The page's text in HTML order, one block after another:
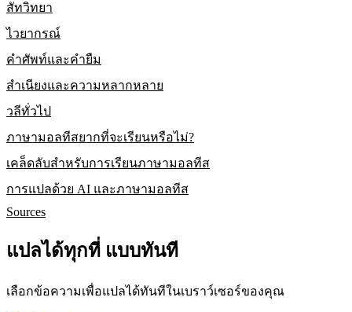
สัทวิทยา
ไวยากรณ์
คำศัพท์และคำยืม
สำเนียงและความหลากหลาย
วลีทั่วไป
ภาษามอลทีสยากที่จะเรียนหรือไม่?
เคล็ดลับสำหรับการเรียนภาษามอลทีส
การแปลด้วย AI และภาษามอลทีส
Sources
แปลได้ทุกที่ แบบทันที
เลือกข้อความเพื่อแปลได้ทันทีในเบราว์เซอร์ของคุณ